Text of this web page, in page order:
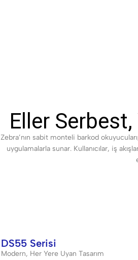
Eller
Zebra’nın sabit monteli barkod
uygulamalarla sunar. Kullanıcılar, iş
DS55 Serisi
Modern, Her Yere Uyan Tasarım